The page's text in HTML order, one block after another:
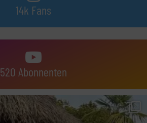
14k Fans
520 Abonnenten